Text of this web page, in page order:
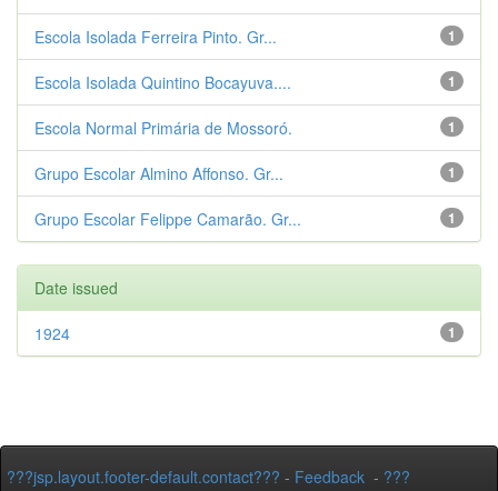
1
Escola Isolada Ferreira Pinto. Gr...
1
Escola Isolada Quintino Bocayuva....
1
Escola Normal Primária de Mossoró.
1
Grupo Escolar Almino Affonso. Gr...
1
Grupo Escolar Felippe Camarão. Gr...
Date issued
1
1924
???jsp.layout.footer-default.contact??? - Feedback - ???